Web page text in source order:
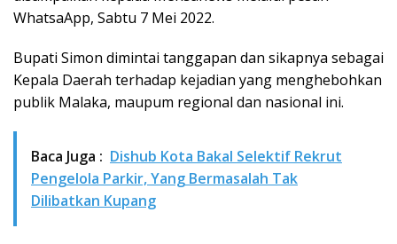
WhatsaApp, Sabtu 7 Mei 2022.
Bupati Simon dimintai tanggapan dan sikapnya sebagai
Kepala Daerah terhadap kejadian yang menghebohkan
publik Malaka, maupum regional dan nasional ini.
Baca Juga : Dishub Kota Bakal Selektif Rekrut
Pengelola Parkir, Yang Bermasalah Tak
Dilibatkan Kupang